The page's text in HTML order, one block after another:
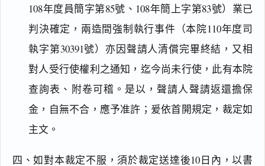
108年度員簡字第85號、108年簡上字第83號）業已
判決確定，兩造間強制執行事件（本院110年度司
執字第30391號）亦因聲請人清償完畢終結，又相
對人受行使權利之通知，迄今尚未行使，此有本院
查詢表、附卷可稽。是以，聲請人聲請返還擔保
金，自無不合，應予准許；爰依首開規定，裁定如
主文。
四、如對本裁定不服，須於裁定送達後10日內，以書
主
文
理
由